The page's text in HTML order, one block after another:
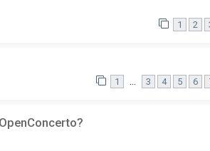
1 2
1 … 3 4 5 6